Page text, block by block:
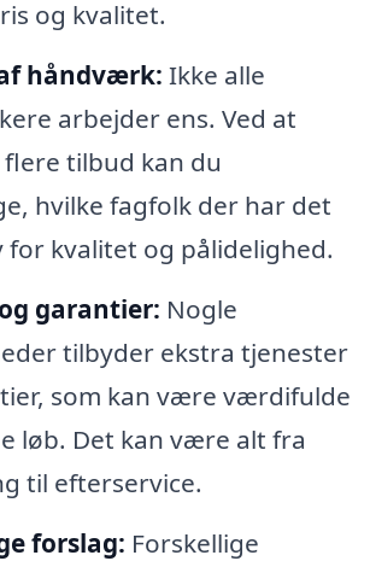
og kvalitet.
håndværk: Ikke alle
arbejder ens. Ved at
tilbud kan du
hvilke fagfolk der har det
for kvalitet og pålidelighed.
garantier: Nogle
tilbyder ekstra tjenester
som kan være værdifulde
løb. Det kan være alt fra
til efterservice.
forslag: Forskellige